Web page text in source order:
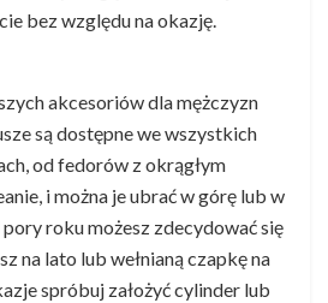
bez względu na okazję.
akcesoriów dla mężczyzn
są dostępne we wszystkich
od fedorów z okrągłym
i można je ubrać w górę lub w
pory roku możesz zdecydować się
na lato lub wełnianą czapkę na
spróbuj założyć cylinder lub